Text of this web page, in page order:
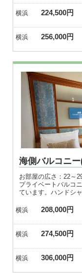
横浜 224,500円
横浜 256,000円
海側バルコニ
お部屋の広さ：22～
プライベートバルコ
ています。ハンドシャ
横浜 208,000円
横浜 274,500円
横浜 306,000円